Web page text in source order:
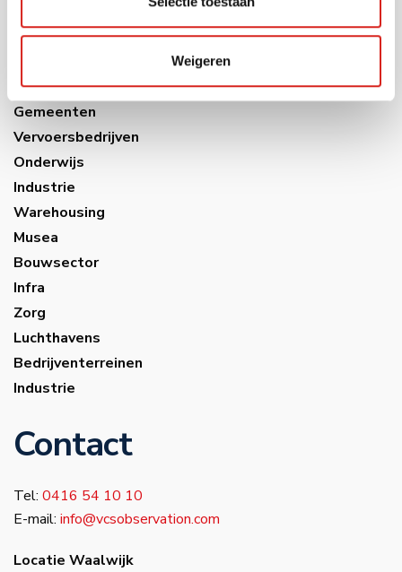
Weigeren
Gemeenten
Vervoersbedrijven
Onderwijs
Industrie
Warehousing
Musea
Bouwsector
Infra
Zorg
Luchthavens
Bedrijventerreinen
Industrie
Contact
Tel: 0416 54 10 10
E-mail: info@vcsobservation.com
Locatie Waalwijk